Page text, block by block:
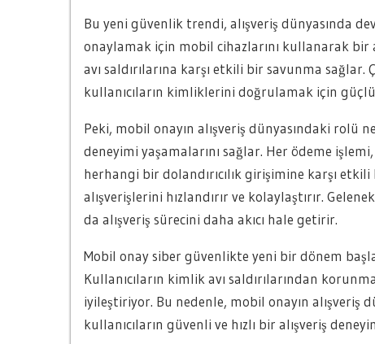
Bu yeni güvenlik trendi, alışveriş dünyasında
onaylamak için mobil cihazlarını kullanarak bir
avı saldırılarına karşı etkili bir savunma
kullanıcıların kimliklerini doğrulamak için
Peki, mobil onayın alışveriş dünyasındaki rolü
deneyimi yaşamalarını sağlar. Her ödeme
herhangi bir dolandırıcılık girişimine karşı
alışverişlerini hızlandırır ve kolaylaştırır.
da alışveriş sürecini daha akıcı hale getirir.
Mobil onay siber güvenlikte yeni bir dönem
Kullanıcıların kimlik avı saldırılarından
iyileştiriyor. Bu nedenle, mobil onayın alışveriş
kullanıcıların güvenli ve hızlı bir alışveriş